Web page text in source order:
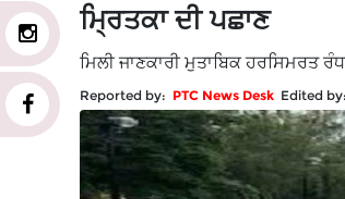
ਮ੍ਰਿਤਕਾ ਦੀ ਪਛਾਣ
ਮਿਲੀ ਜਾਣਕਾਰੀ ਮੁਤਾਬਿਕ ਹਰਸਿਮਰਤ
Reported by: PTC News Desk Edited by: